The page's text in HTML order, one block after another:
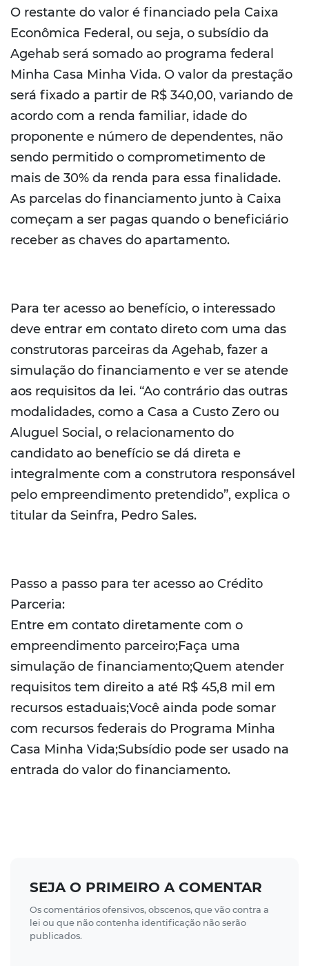
O restante do valor é financiado pela Caixa
Econômica Federal, ou seja, o subsídio da
Agehab será somado ao programa federal
Minha Casa Minha Vida. O valor da prestação
será fixado a partir de R$ 340,00, variando de
acordo com a renda familiar, idade do
proponente e número de dependentes, não
sendo permitido o comprometimento de
mais de 30% da renda para essa finalidade.
As parcelas do financiamento junto à Caixa
começam a ser pagas quando o beneficiário
receber as chaves do apartamento.
Para ter acesso ao benefício, o interessado
deve entrar em contato direto com uma das
construtoras parceiras da Agehab, fazer a
simulação do financiamento e ver se atende
aos requisitos da lei. “Ao contrário das outras
modalidades, como a Casa a Custo Zero ou
Aluguel Social, o relacionamento do
candidato ao benefício se dá direta e
integralmente com a construtora responsável
pelo empreendimento pretendido”, explica o
titular da Seinfra, Pedro Sales.
Passo a passo para ter acesso ao Crédito
Parceria:
Entre em contato diretamente com o
empreendimento parceiro;Faça uma
simulação de financiamento;Quem atender
requisitos tem direito a até R$ 45,8 mil em
recursos estaduais;Você ainda pode somar
com recursos federais do Programa Minha
Casa Minha Vida;Subsídio pode ser usado na
entrada do valor do financiamento.
SEJA O PRIMEIRO A COMENTAR
Os comentários ofensivos, obscenos, que vão contra a
lei ou que não contenha identificação não serão
publicados.